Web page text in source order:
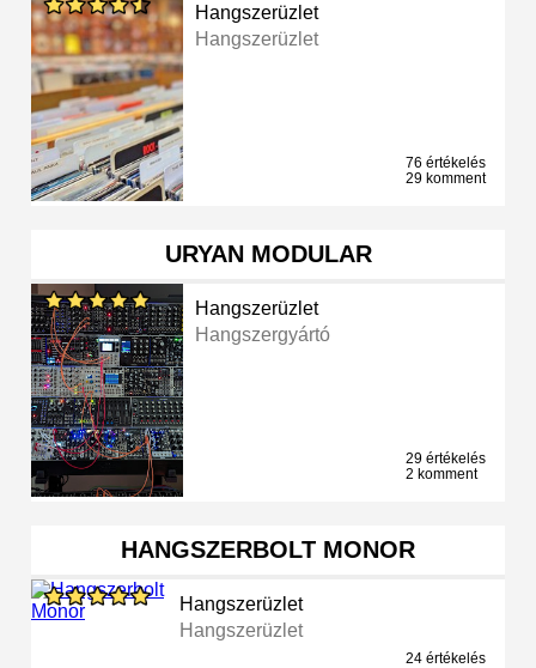
Hangszerüzlet
Hangszerüzlet
76 értékelés
29 komment
URYAN MODULAR
Hangszerüzlet
Hangszergyártó
29 értékelés
2 komment
HANGSZERBOLT MONOR
Hangszerüzlet
Hangszerüzlet
24 értékelés